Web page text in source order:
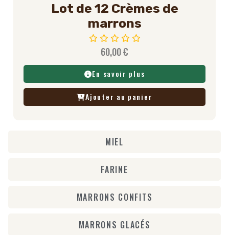
MIEL
FARINE
MARRONS CONFITS
MARRONS GLACÉS
Lot de 12 Crèmes de
marrons
60,00€
En savoir plus
Ajouter au panier